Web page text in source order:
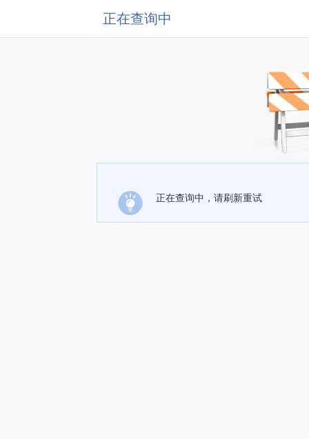
正在查询中
正在查询中，请刷新重试